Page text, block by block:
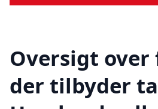
Oversigt
der tilbyder